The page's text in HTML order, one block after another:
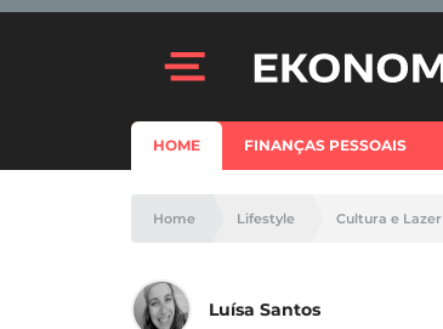
HOME FINANÇAS PESSOAIS
Home Lifestyle Cultura e Lazer
Luísa Santos